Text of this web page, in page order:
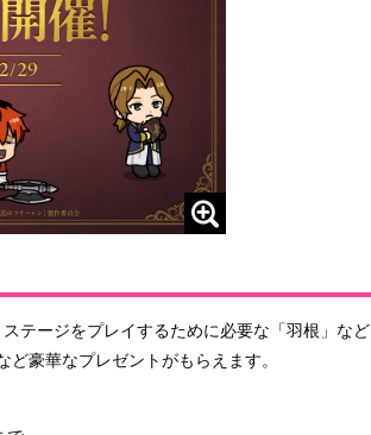
テージをプレイするために必要な「羽根」など
豪華なプレゼントがもらえます。